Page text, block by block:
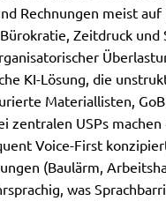
Rechnungen meist
Zeitdruck
KI-Lösung, die
Materiallisten,
zentralen USPs
Voice-First
(Baulärm,
was